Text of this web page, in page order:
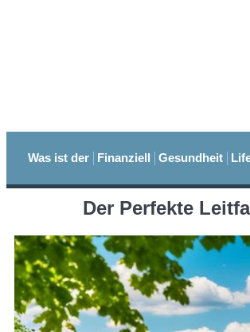
Was ist der Finanziell Gesundheit
Der Perfekte